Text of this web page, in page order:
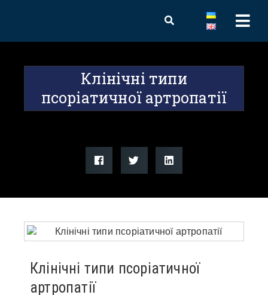
Клінічні типи
псоріатичної артропатії
Клінічні типи псоріатичної
артропатії